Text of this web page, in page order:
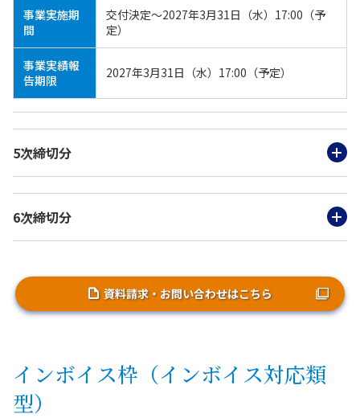
事業実施期
間
交付決定～2027年3月31日（水）17:00（予
定）
事業実績報
告期限
2027年3月31日（水）17:00（予定）
5次締切分
6次締切分
資料請求・お問い合わせはこちら
インボイス枠（インボイス対応類
型）